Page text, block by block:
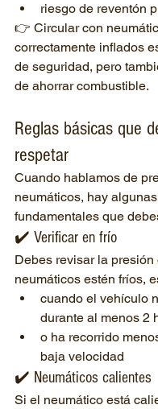
riesgo de reventón
👉 Circular con
correctamente inflados
de seguridad, pero
de ahorrar combustible.
Reglas básicas que
respetar
Cuando hablamos de
neumáticos, hay
fundamentales que
✔️ Verificar en frío
Debes revisar la
neumáticos estén fríos,
cuando el vehículo
durante al menos 2
o ha recorrido
baja velocidad
✔️ Neumáticos calientes
Si el neumático está